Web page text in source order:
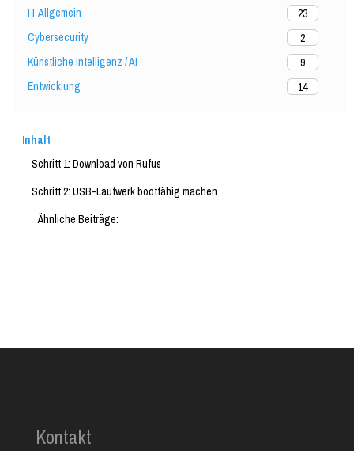
IT Allgemein
23
Cybersecurity
2
Künstliche Intelligenz / AI
9
Entwicklung
14
Inhalt
Schritt 1: Download von Rufus
Schritt 2: USB-Laufwerk bootfähig machen
Ähnliche Beiträge:
Kontakt